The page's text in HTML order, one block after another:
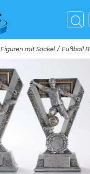
Figuren mit Sockel / Fußball B